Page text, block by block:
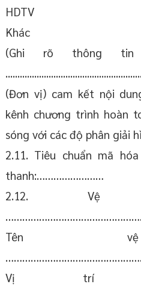
HDTV
Khác
(Ghi rõ thông tin
(Đơn vị) cam kết nội
kênh chương trình hoàn
sóng với các độ phân giải
2.11. Tiêu chuẩn mã
thanh:……………………
2.12. Vệ
Tên
Vị trí